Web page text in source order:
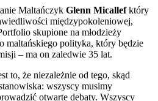
Maltańczyk Glenn Micallefktóry
międzypokoleniowej,
skupione na młodzieży
maltańskiego polityka, który będzie
– ma on zaledwie 35 lat.
to, że niezależnie od tego, skąd
wszyscy musimy
otwarte debaty. Wszyscy